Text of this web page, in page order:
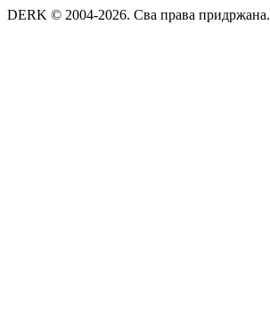
DERK © 2004-2026. Сва права придржана.